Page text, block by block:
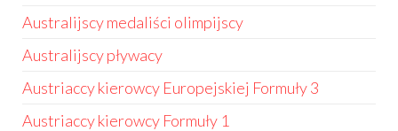
Australijscy medaliści olimpijscy
Australijscy pływacy
Austriaccy kierowcy Europejskiej Formuły 3
Austriaccy kierowcy Formuły 1